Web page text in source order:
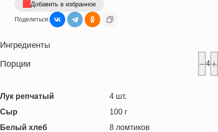
Добавить в избранное
Поделиться:
Ингредиенты
Порции 4
Лук репчатый 4 шт.
Сыр
100 г
Белый хлеб
8 ломтиков